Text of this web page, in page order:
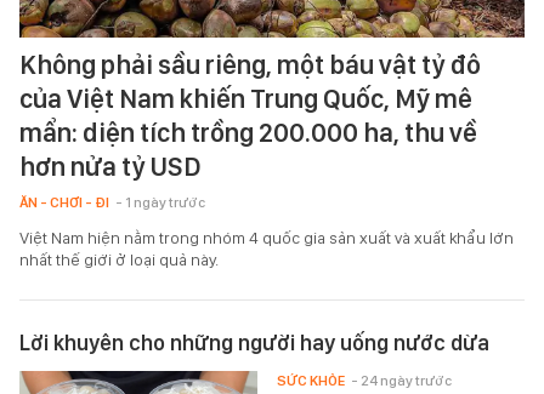
Không phải sầu riêng, một báu vật tỷ đô
của Việt Nam khiến Trung Quốc, Mỹ mê
mẩn: diện tích trồng 200.000 ha, thu về
hơn nửa tỷ USD
ĂN - CHƠI - ĐI - 1 ngày trước
Việt Nam hiện nằm trong nhóm 4 quốc gia sản xuất và xuất khẩu lớn
nhất thế giới ở loại quả này.
Lời khuyên cho những người hay uống nước dừa
SỨC KHỎE - 24 ngày trước